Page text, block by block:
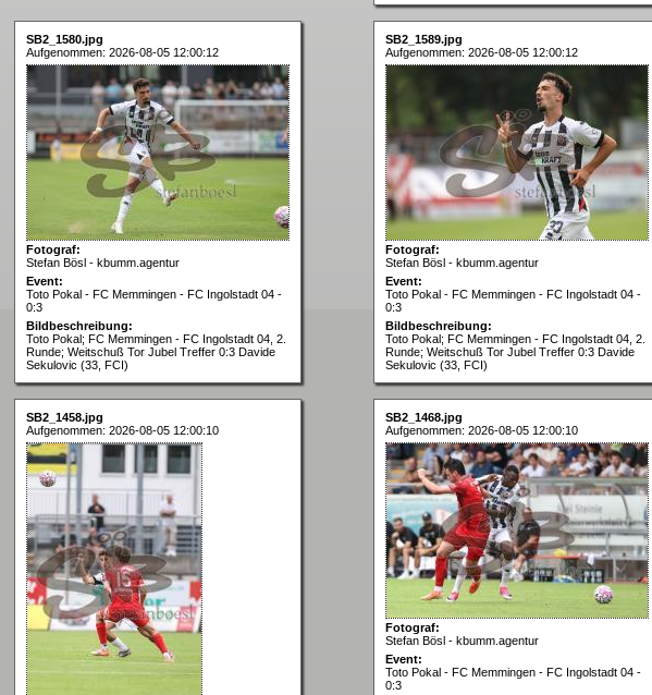
SB2_1580.jpg
Aufgenommen: 2026-08-05 12:00:12
Fotograf:
Stefan Bösl - kbumm.agentur
Event:
Toto Pokal - FC Memmingen - FC Ingolstadt 04 -
0:3
Bildbeschreibung:
Toto Pokal; FC Memmingen - FC Ingolstadt 04, 2.
Runde; Weitschuß Tor Jubel Treffer 0:3 Davide
Sekulovic (33, FCI)
SB2_1589.jpg
Aufgenommen: 2026-08-05 12:00:12
Fotograf:
Stefan Bösl - kbumm.agentur
Event:
Toto Pokal - FC Memmingen - FC Ingolstadt 04 -
0:3
Bildbeschreibung:
Toto Pokal; FC Memmingen - FC Ingolstadt 04, 2.
Runde; Weitschuß Tor Jubel Treffer 0:3 Davide
Sekulovic (33, FCI)
SB2_1458.jpg
Aufgenommen: 2026-08-05 12:00:10
SB2_1468.jpg
Aufgenommen: 2026-08-05 12:00:10
Fotograf:
Stefan Bösl - kbumm.agentur
Event:
Toto Pokal - FC Memmingen - FC Ingolstadt 04 -
0:3